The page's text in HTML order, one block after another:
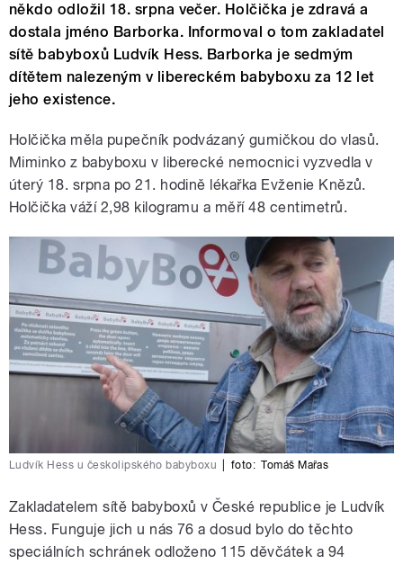
někdo odložil 18. srpna večer. Holčička je zdravá a
dostala jméno Barborka. Informoval o tom zakladatel
sítě babyboxů Ludvík Hess. Barborka je sedmým
dítětem nalezeným v libereckém babyboxu za 12 let
jeho existence.
Holčička měla pupečník podvázaný gumičkou do vlasů.
Miminko z babyboxu v liberecké nemocnici vyzvedla v
úterý 18. srpna po 21. hodině lékařka Evženie Knězů.
Holčička váží 2,98 kilogramu a měří 48 centimetrů.
Ludvík Hess u českolipského babyboxu foto: Tomáš Mařas
Zakladatelem sítě babyboxů v České republice je Ludvík
Hess. Funguje jich u nás 76 a dosud bylo do těchto
speciálních schránek odloženo 115 děvčátek a 94